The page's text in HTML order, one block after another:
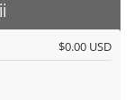
$0.00 USD